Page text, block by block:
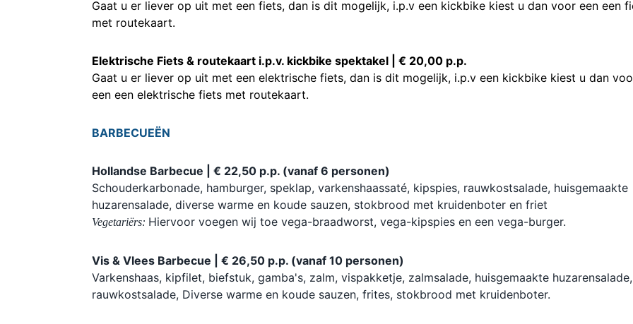
Gaat u er liever op uit met een fiets, dan is dit mogelijk, i.p.v een kickbike kiest u dan voor een een
met routekaart.
Elektrische Fiets & routekaart i.p.v. kickbike spektakel | € 20,00 p.p.
Gaat u er liever op uit met een elektrische fiets, dan is dit mogelijk, i.p.v een kickbike kiest u dan
een een elektrische fiets met routekaart.
BARBECUEËN
Hollandse Barbecue | € 22,50 p.p. (vanaf 6 personen)
Schouderkarbonade, hamburger, speklap, varkenshaassaté, kipspies, rauwkostsalade, huisgemaakte
huzarensalade, diverse warme en koude sauzen, stokbrood met kruidenboter en friet
Vegetariërs: Hiervoor voegen wij toe vega-braadworst, vega-kipspies en een vega-burger.
Vis & Vlees Barbecue | € 26,50 p.p. (vanaf 10 personen)
Varkenshaas, kipfilet, biefstuk, gamba's, zalm, vispakketje, zalmsalade, huisgemaakte huzarensalade,
rauwkostsalade, Diverse warme en koude sauzen, frites, stokbrood met kruidenboter.